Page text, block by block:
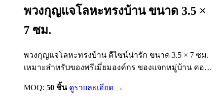
พวงกุญแจโลหะทรงบ้าน ขนาด 3.5 ×
7 ซม.
พวงกุญแจโลหะทรงบ้าน ดีไซน์น่ารัก ขนาด 3.5 × 7 ซม.
เหมาะสำหรับของพรีเมี่ยมองค์กร ของแจกหมู่บ้าน คอน
โด อสังหาริมทรัพย์ โรงแรม และของที่ระลึก สามารถทำ
โลโก้หรือข้อความแบรนด์ได้
MOQ: 50 ชิ้น ดูรายละเอียด →